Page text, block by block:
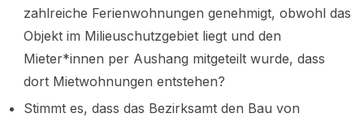
zahlreiche Ferienwohnungen genehmigt, obwohl das
Objekt im Milieuschutzgebiet liegt und den
Mieter*innen per Aushang mitgeteilt wurde, dass
dort Mietwohnungen entstehen?
Stimmt es, dass das Bezirksamt den Bau von